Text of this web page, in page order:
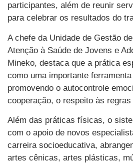
participantes, além de reunir
para celebrar os resultados do
A chefe da Unidade de Gestão
Atenção à Saúde de Jovens e
Mineko, destaca que a prática
como uma importante
promovendo o autocontrole
cooperação, o respeito às
Além das práticas físicas, o
com o apoio de novos
carreira socioeducativa,
artes cênicas, artes plásticas,